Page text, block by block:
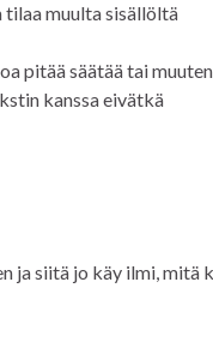
tilaa muulta sisällöltä
pitää säätää tai muuten
kanssa eivätkä
ja siitä jo käy ilmi, mitä